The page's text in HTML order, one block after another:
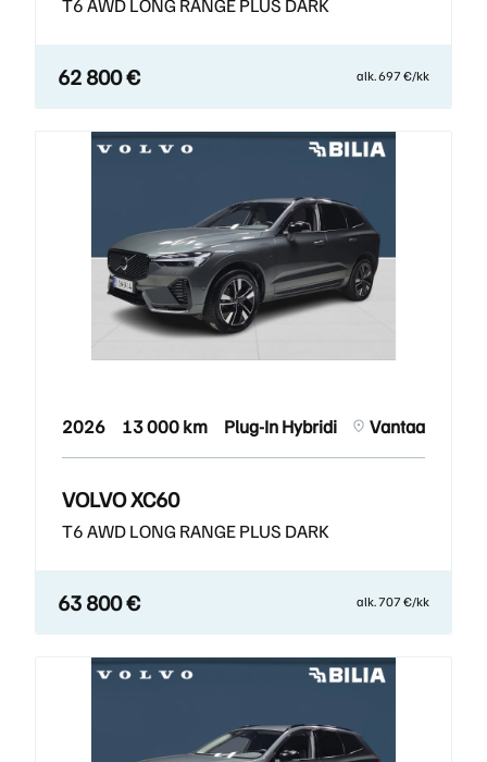
62 800 € alk. 697 €/kk
2026 13 000 km Plug-In Hybridi Vantaa
VOLVO XC60
T6 AWD LONG RANGE PLUS DARK
63 800 € alk. 707 €/kk